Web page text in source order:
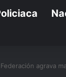
agrava